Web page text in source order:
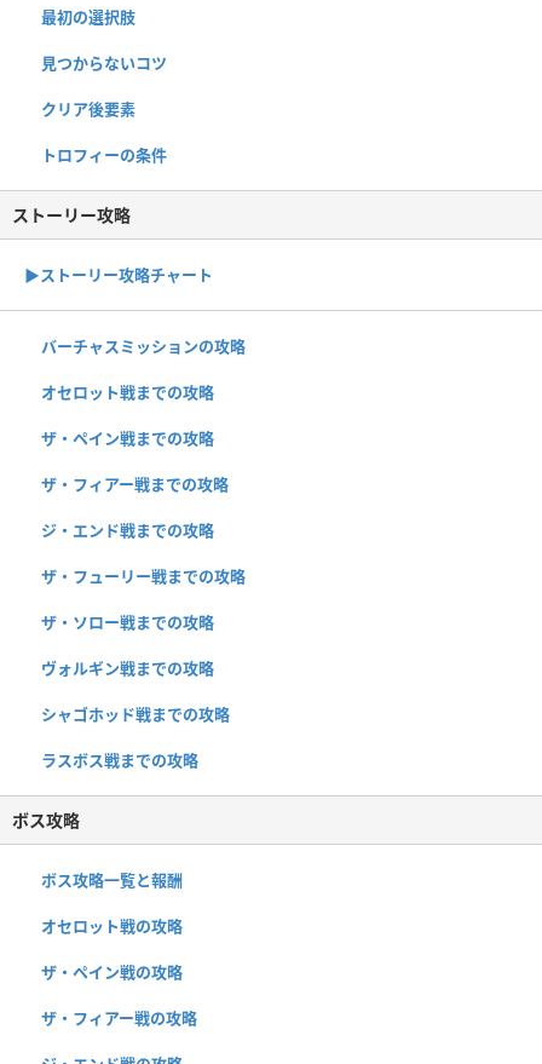
最初の選択肢
見つからないコツ
クリア後要素
トロフィーの条件
ストーリー攻略
▶︎ストーリー攻略チャート
バーチャスミッションの攻略
オセロット戦までの攻略
ザ・ペイン戦までの攻略
ザ・フィアー戦までの攻略
ジ・エンド戦までの攻略
ザ・フューリー戦までの攻略
ザ・ソロー戦までの攻略
ヴォルギン戦までの攻略
シャゴホッド戦までの攻略
ラスボス戦までの攻略
ボス攻略
ボス攻略一覧と報酬
オセロット戦の攻略
ザ・ペイン戦の攻略
ザ・フィアー戦の攻略